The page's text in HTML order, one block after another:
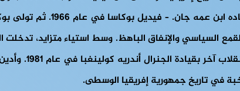
واجه تحديات سياسية خلال
السلطة